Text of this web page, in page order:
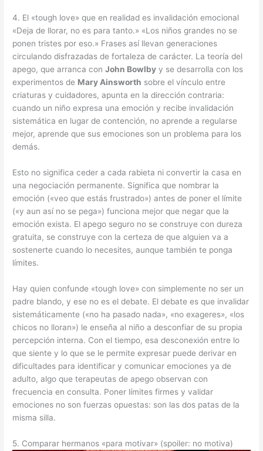
4. El «tough love» que en realidad es invalidación emocional
«Deja de llorar, no es para tanto.» «Los niños grandes no se
ponen tristes por eso.» Frases así llevan generaciones
circulando disfrazadas de fortaleza de carácter. La teoría del
apego, que arranca conJohn Bowlby y se desarrolla con los
experimentos de Mary Ainsworth sobre el vínculo entre
criaturas y cuidadores, apunta en la dirección contraria:
cuando un niño expresa una emoción y recibe invalidación
sistemática en lugar de contención, no aprende a regularse
mejor, aprende que sus emociones son un problema para los
demás.
Esto no significa ceder a cada rabieta ni convertir la casa en
una negociación permanente. Significa que nombrar la
emoción («veo que estás frustrado») antes de poner el límite
(«y aun así no se pega») funciona mejor que negar que la
emoción exista. El apego seguro no se construye con dureza
gratuita, se construye con la certeza de que alguien va a
sostenerte cuando lo necesites, aunque también te ponga
límites.
Hay quien confunde «tough love» con simplemente no ser un
padre blando, y ese no es el debate. El debate es que invalidar
sistemáticamente («no ha pasado nada», «no exageres», «los
chicos no lloran») le enseña al niño a desconfiar de su propia
percepción interna. Con el tiempo, esa desconexión entre lo
que siente y lo que se le permite expresar puede derivar en
dificultades para identificar y comunicar emociones ya de
adulto, algo que terapeutas de apego observan con
frecuencia en consulta. Poner límites firmes y validar
emociones no son fuerzas opuestas: son las dos patas de la
misma silla.
5. Comparar hermanos «para motivar» (spoiler: no motiva)